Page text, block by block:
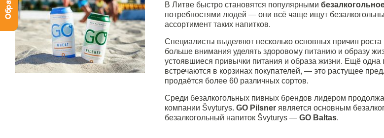
В Литве быстро становятся популярными
потребностями людей — они всё чаще ищут
ассортимент таких напитков.
Специалисты выделяют несколько основных причин
больше внимания уделять здоровому питанию и образу
устоявшиеся привычки питания и образа жизни. Ещё одна
встречаются в корзинах покупателей, — это растущее
продаётся более 60 различных сортов.
Среди безалкогольных пивных брендов лидером
компании Švyturys. GO Pilsner является основным
безалкогольный напиток Švyturys — GO Baltas.